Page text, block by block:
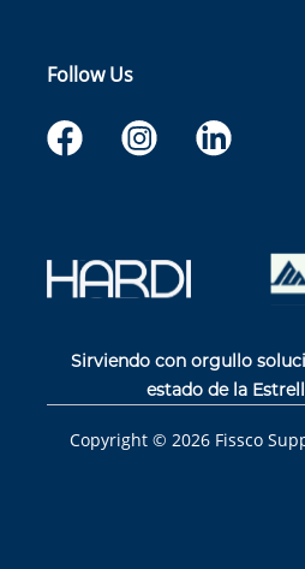
Follow Us
Sirviendo con orgullo
estado de la
Copyright © 2026 Fissco